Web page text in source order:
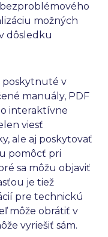
možných
dôsledku
poskytnuté v
manuály, PDF
interaktívne
viesť
ale aj poskytovať
pomôcť pri
sa môžu objaviť
je tiež
pre technickú
môže obrátiť v
vyriešiť sám.